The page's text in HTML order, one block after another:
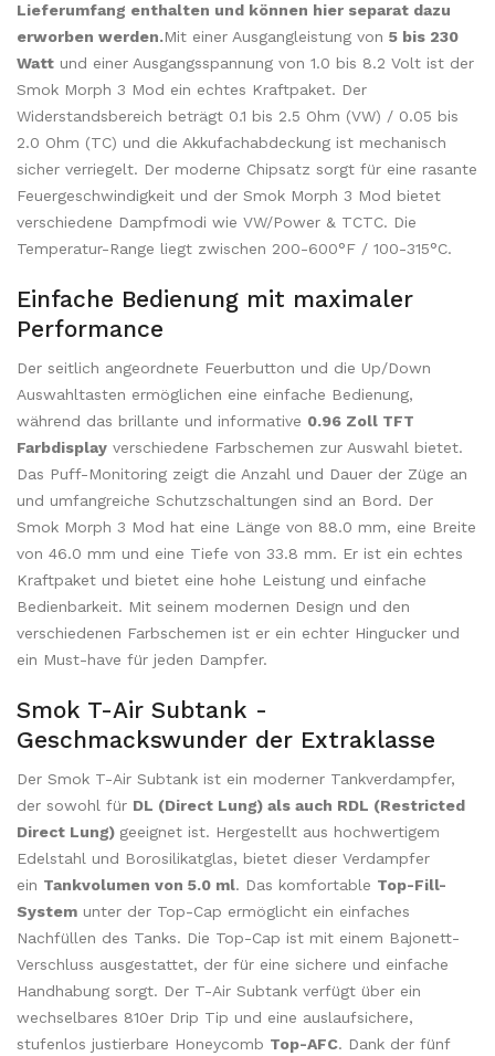
Lieferumfang enthalten und können hier separat dazu
erworben werden.Mit einer Ausgangleistung von 5 bis 230
Watt und einer Ausgangsspannung von 1.0 bis 8.2 Volt ist der
Smok Morph 3 Mod ein echtes Kraftpaket. Der
Widerstandsbereich beträgt 0.1 bis 2.5 Ohm (VW) / 0.05 bis
2.0 Ohm (TC) und die Akkufachabdeckung ist mechanisch
sicher verriegelt. Der moderne Chipsatz sorgt für eine rasante
Feuergeschwindigkeit und der Smok Morph 3 Mod bietet
verschiedene Dampfmodi wie VW/Power & TCTC. Die
Temperatur-Range liegt zwischen 200-600°F / 100-315°C.
Einfache Bedienung mit maximaler
Performance
Der seitlich angeordnete Feuerbutton und die Up/Down
Auswahltasten ermöglichen eine einfache Bedienung,
während das brillante und informative 0.96 Zoll TFT
Farbdisplay verschiedene Farbschemen zur Auswahl bietet.
Das Puff-Monitoring zeigt die Anzahl und Dauer der Züge an
und umfangreiche Schutzschaltungen sind an Bord. Der
Smok Morph 3 Mod hat eine Länge von 88.0 mm, eine Breite
von 46.0 mm und eine Tiefe von 33.8 mm. Er ist ein echtes
Kraftpaket und bietet eine hohe Leistung und einfache
Bedienbarkeit. Mit seinem modernen Design und den
verschiedenen Farbschemen ist er ein echter Hingucker und
ein Must-have für jeden Dampfer.
Smok T-Air Subtank -
Geschmackswunder der Extraklasse
Der Smok T-Air Subtank ist ein moderner Tankverdampfer,
der sowohl für DL (Direct Lung) als auch RDL (Restricted
Direct Lung) geeignet ist. Hergestellt aus hochwertigem
Edelstahl und Borosilikatglas, bietet dieser Verdampfer
ein Tankvolumen von 5.0 ml. Das komfortable Top-Fill-
System unter der Top-Cap ermöglicht ein einfaches
Nachfüllen des Tanks. Die Top-Cap ist mit einem Bajonett-
Verschluss ausgestattet, der für eine sichere und einfache
Handhabung sorgt. Der T-Air Subtank verfügt über ein
wechselbares 810er Drip Tip und eine auslaufsichere,
stufenlos justierbare Honeycomb Top-AFC. Dank der fünf